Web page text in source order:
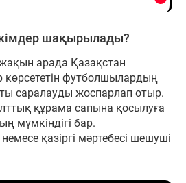
шақырылады?
арада Қазақстан
футболшылардың
саралауды жоспарлап отыр.
құрама сапына қосылуға
мүмкіндігі бар.
қазіргі мәртебесі шешуші